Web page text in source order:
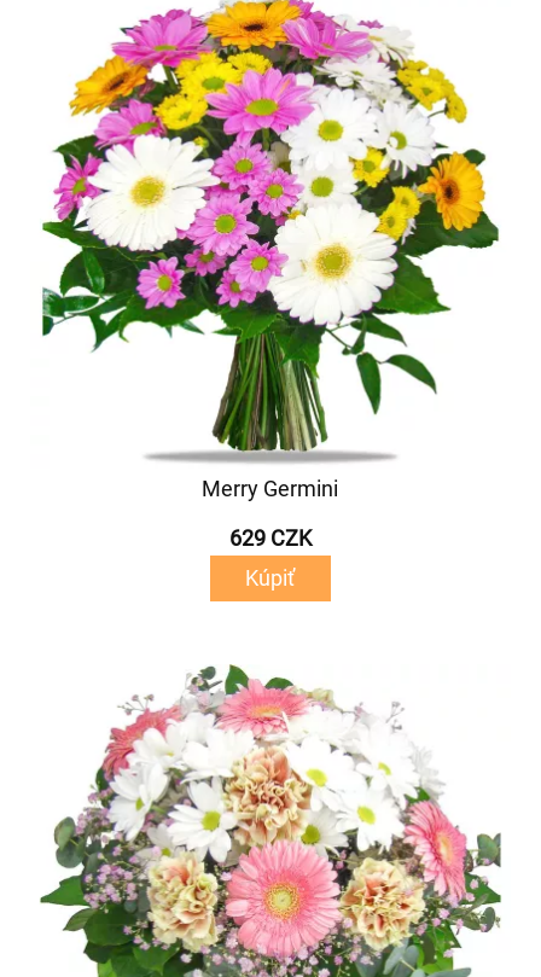
Merry Germini
629 CZK
Kúpiť